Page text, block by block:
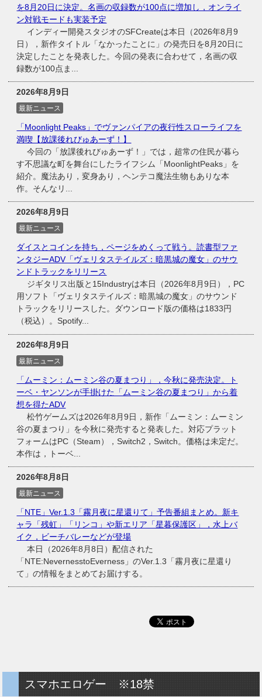
を8月20日に決定。名画の収録数が100点に増加し，オンライ
ン対戦モードも実装予定
インディー開発スタジオのSFCreateは本日（2026年8月9
日），新作タイトル「なかったことに」の発売日を8月20日に
決定したことを発表した。今回の発表に合わせて，名画の収
録数が100点ま...
2026年8月9日
最新ニュース
「Moonlight Peaks」でヴァンパイアの夜行性スローライフを
満喫【放課後れびゅあーず！】
今回の「放課後れびゅあーず！」では，超常の住民が暮ら
す不思議な町を舞台にしたライフシム「MoonlightPeaks」を
紹介。魔法あり，変身あり，ヘンテコ魔法生物もありな本
作。そんなリ...
2026年8月9日
最新ニュース
ダイスとコインを持ち，ページをめくって戦う。読書型ファ
ンタジーADV「ヴェリタステイルズ：暗黒城の魔女」のサウ
ンドトラックをリリース
ジギタリス出版と15Industryは本日（2026年8月9日），PC
用ソフト「ヴェリタステイルズ：暗黒城の魔女」のサウンド
トラックをリリースした。ダウンロード版の価格は1833円
（税込）。Spotify...
2026年8月9日
最新ニュース
「ムーミン：ムーミン谷の夏まつり」，今秋に発売決定。ト
ーベ・ヤンソンが手掛けた「ムーミン谷の夏まつり」から着
想を得たADV
松竹ゲームズは2026年8月9日，新作「ムーミン：ムーミン
谷の夏まつり」を今秋に発売すると発表した。対応プラット
フォームはPC（Steam），Switch2，Switch。価格は未定だ。
本作は，トーベ...
2026年8月8日
最新ニュース
「NTE」Ver.1.3「霧月夜に星還りて」予告番組まとめ。新キ
ャラ「残虹」「リンコ」や新エリア「星暮保護区」，水上バ
イク，ビーチバレーなどが登場
本日（2026年8月8日）配信された
「NTE:NevernesstoEverness」のVer.1.3「霧月夜に星還り
て」の情報をまとめてお届けする。
スマホエロゲー ※18禁